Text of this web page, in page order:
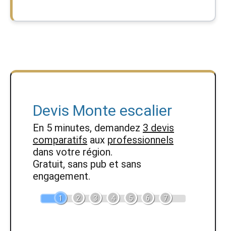
Devis Monte escalier
En 5 minutes, demandez 3 devis
comparatifs aux professionnels
dans votre région.
Gratuit, sans pub et sans
engagement.
1 2 3 4 5 6 7